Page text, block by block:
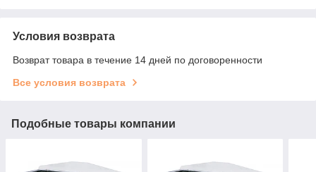
Условия возврата
Возврат товара в течение 14 дней по договоренности
Все условия возврата
Подобные товары компании